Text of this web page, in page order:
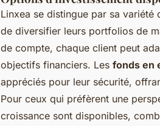
Linxea se distingue par sa
de diversifier leurs portfolios de
de compte, chaque client peut
objectifs financiers. Les fonds en
appréciés pour leur sécurité,
Pour ceux qui préfèrent une
croissance sont disponibles,